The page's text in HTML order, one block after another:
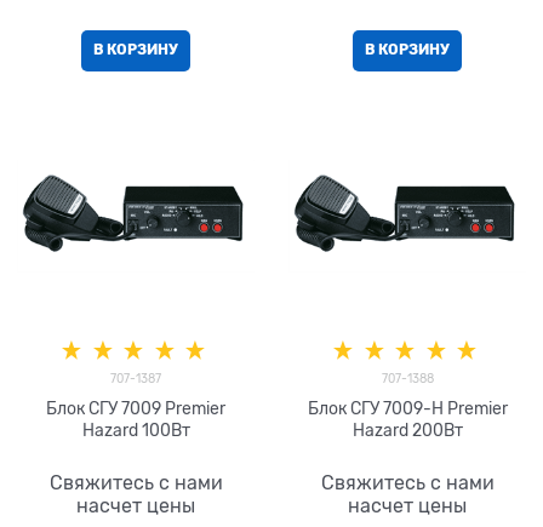
В КОРЗИНУ В КОРЗИНУ
707-1387
Блок СГУ 7009 Premier
Hazard 100Вт
Свяжитесь с нами
насчет цены
707-1388
Блок СГУ 7009-H Premier
Hazard 200Вт
Свяжитесь с нами
насчет цены